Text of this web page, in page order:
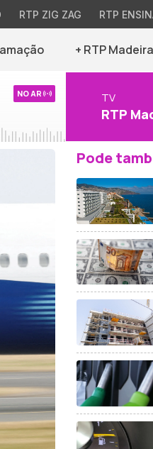
RTP ZIG ZAG RTP
+ RTP Madeira
NO AR TV
RTP
Pode